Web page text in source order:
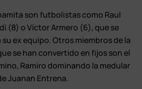
son futbolistas como Raul
(8) o Víctor Armero (6), que se
ex equipo. Otros miembros de la
se han convertido en fijos son el
Ramiro dominando la medular
Juanan Entrena.